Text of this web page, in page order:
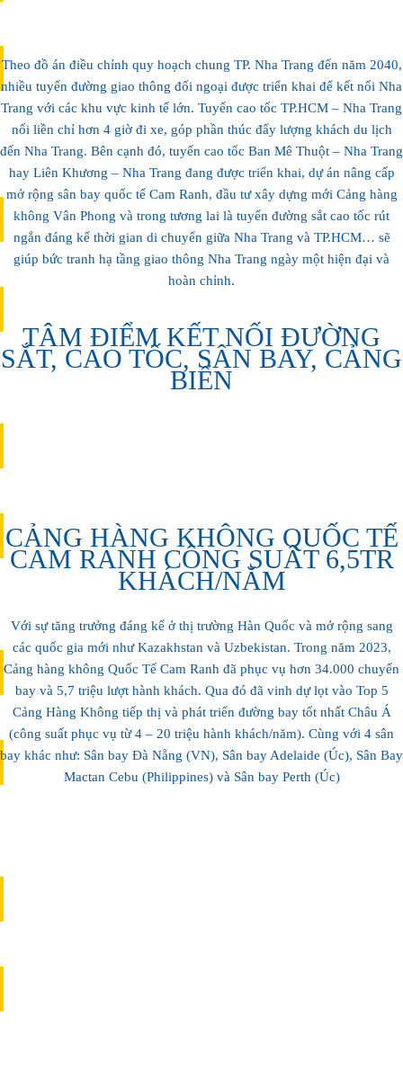
BẢN SẮC VĂN HÓA
nhiều giá trị văn hóa biển đảo truyền đời
XỨ TRẦM, BIỂN YẾN
XỨ TRẦM, BIỂN YẾN
Sự kết tinh của non nước biển trời
Theo đồ án điều chỉnh quy hoạch chung TP. Nha Trang đến năm 2040,
nhiều tuyến đường giao thông đối ngoại được triển khai để kết nối Nha
Trang với các khu vực kinh tế lớn. Tuyến cao tốc TP.HCM – Nha Trang
nối liền chỉ hơn 4 giờ đi xe, góp phần thúc đẩy lượng khách du lịch
đến Nha Trang. Bên cạnh đó, tuyến cao tốc Ban Mê Thuột – Nha Trang
hay Liên Khương – Nha Trang đang được triển khai, dự án nâng cấp
mở rộng sân bay quốc tế Cam Ranh, đầu tư xây dựng mới Cảng hàng
không Vân Phong và trong tương lai là tuyến đường sắt cao tốc rút
ngắn đáng kể thời gian di chuyển giữa Nha Trang và TP.HCM… sẽ
giúp bức tranh hạ tầng giao thông Nha Trang ngày một hiện đại và
hoàn chỉnh.
TÂM ĐIỂM KẾT NỐI ĐƯỜNG
SẮT, CAO TỐC, SÂN BAY, CẢNG
BIỂN
CẢNG HÀNG KHÔNG QUỐC TẾ
CAM RANH CÔNG SUẤT 6,5TR
KHÁCH/NĂM
Với sự tăng trưởng đáng kể ở thị trường Hàn Quốc và mở rộng sang
các quốc gia mới như Kazakhstan và Uzbekistan. Trong năm 2023,
Cảng hàng không Quốc Tế Cam Ranh đã phục vụ hơn 34.000 chuyến
bay và 5,7 triệu lượt hành khách. Qua đó đã vinh dự lọt vào Top 5
Cảng Hàng Không tiếp thị và phát triển đường bay tốt nhất Châu Á
(công suất phục vụ từ 4 – 20 triệu hành khách/năm). Cùng với 4 sân
bay khác như: Sân bay Đà Nẵng (VN), Sân bay Adelaide (Úc), Sân Bay
Mactan Cebu (Philippines) và Sân bay Perth (Úc)